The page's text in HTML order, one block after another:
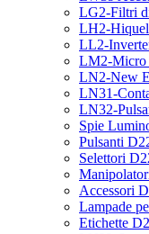
LG2-Filtri
LH2-Hiquel
LL2-
LM2-Micro
LN2-New
LN31-
LN32-
Spie
Pulsanti
Selettori
Accessori
Lampade
Etichette